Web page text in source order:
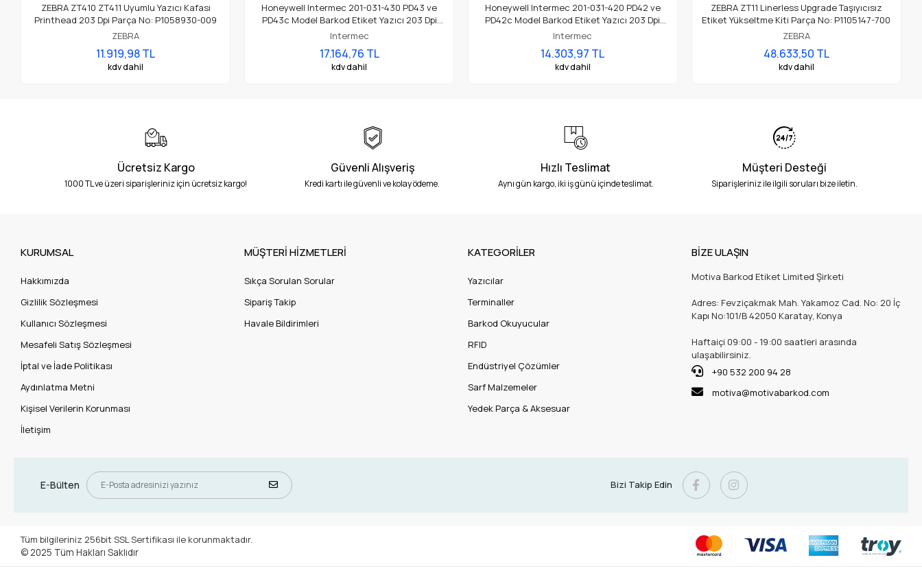
ZEBRA ZT410 ZT411 Uyumlu Yazıcı Kafası
Printhead 203 Dpi Parça No: P1058930-009
ZEBRA
11.919,98 TL
kdv dahil
Honeywell Intermec 201-031-430 PD43 ve
PD43c Model Barkod Etiket Yazıcı 203 Dpi
Termal Baskı Kafası
Intermec
17.164,76 TL
kdv dahil
Honeywell Intermec 201-031-420 PD42 ve
PD42c Model Barkod Etiket Yazıcı 203 Dpi
Termal Baskı Kafası
Intermec
14.303,97 TL
kdv dahil
ZEBRA ZT11 Linerless Upgrade Taşıyıcısız
Etiket Yükseltme Kiti Parça No: P1105147-700
ZEBRA
48.633,50 TL
kdv dahil
Ücretsiz Kargo
1000 TL ve üzeri siparişleriniz için ücretsiz kargo!
Güvenli Alışveriş
Kredi kartı ile güvenli ve kolay ödeme.
Hızlı Teslimat
Aynı gün kargo, iki iş günü içinde teslimat.
Müşteri Desteği
Siparişleriniz ile ilgili soruları bize iletin.
KURUMSAL
Hakkımızda
Gizlilik Sözleşmesi
Kullanıcı Sözleşmesi
Mesafeli Satış Sözleşmesi
İptal ve İade Politikası
Aydınlatma Metni
Kişisel Verilerin Korunması
İletişim
MÜŞTERİ HİZMETLERİ
Sıkça Sorulan Sorular
Sipariş Takip
Havale Bildirimleri
KATEGORİLER
Yazıcılar
Terminaller
Barkod Okuyucular
RFID
Endüstriyel Çözümler
Sarf Malzemeler
Yedek Parça & Aksesuar
BİZE ULAŞIN
Motiva Barkod Etiket Limited Şirketi
Adres: Fevziçakmak Mah. Yakamoz Cad. No: 20 İç
Kapı No:101/B 42050 Karatay, Konya
Haftaiçi 09:00 - 19:00 saatleri arasında
ulaşabilirsiniz.
+90 532 200 94 28
motiva@motivabarkod.com
E-Bülten Bizi Takip Edin
Tüm bilgileriniz 256bit SSL Sertifikası ile korunmaktadır.
© 2025 Tüm Hakları Saklıdır